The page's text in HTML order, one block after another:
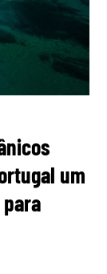
um